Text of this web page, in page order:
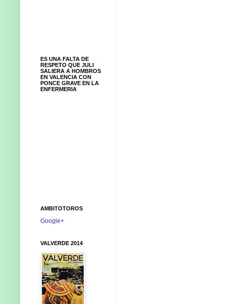
ES UNA FALTA DE
RESPETO QUE JULI
SALIERA A HOMBROS
EN VALENCIA CON
PONCE GRAVE EN LA
ENFERMERIA
AMBITOTOROS
Google+
VALVERDE 2014